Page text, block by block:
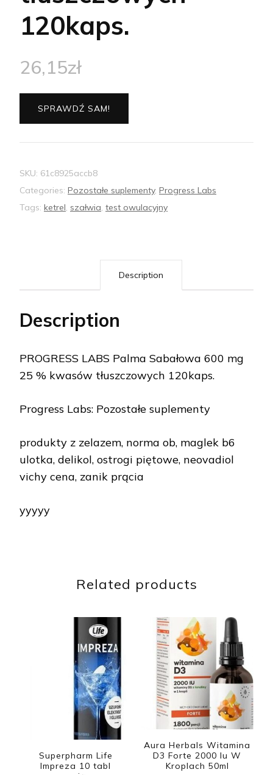
120kaps.
26,15zł
SPRAWDŹ SAM!
SKU: 61c8925accb8
Categories: Pozostałe suplementy, Progress Labs
Tags: ketrel, szałwia, test owulacyjny
Description
Description
PROGRESS LABS Palma Sabałowa 600 mg
25 % kwasów tłuszczowych 120kaps.
Progress Labs: Pozostałe suplementy
produkty z zelazem, norma ob, maglek b6
ulotka, delikol, ostrogi piętowe, neovadiol
vichy cena, zanik prącia
yyyyy
Related products
Superpharm Life
Impreza 10 tabl
Aura Herbals Witamina
D3 Forte 2000 Iu W
Kroplach 50ml